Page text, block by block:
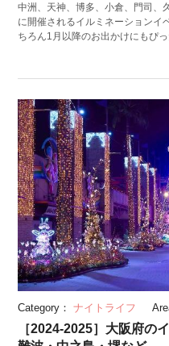
中洲、天神、博多、小倉、門司、
に開催されるイルミネーションイ
ちろん1月以降のお出かけにもぴ
Category： ナイトライフ
［2024-2025］大阪府の